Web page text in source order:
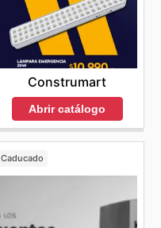
Construmart
Abrir catálogo
Caducado